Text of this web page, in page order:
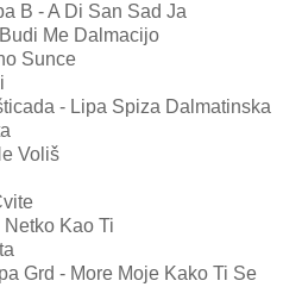
B - A Di San Sad Ja
Me Dalmacijo
Sunce
- Lipa Spiza Dalmatinska
Voliš
Kao Ti
Grd - More Moje Kako Ti Se